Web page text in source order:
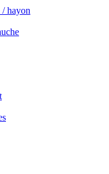
/ hayon